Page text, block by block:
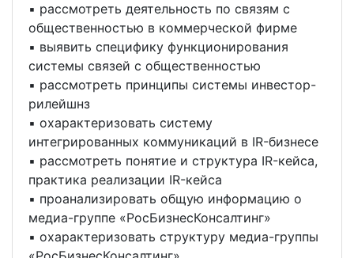
▪ рассмотреть деятельность по связям с
общественностью в коммерческой фирме
▪ выявить специфику функционирования
системы связей с общественностью
▪ рассмотреть принципы системы инвестор-
рилейшнз
▪ охарактеризовать систему
интегрированных коммуникаций в IR-бизнесе
▪ рассмотреть понятие и структура IR-кейса,
практика реализации IR-кейса
▪ проанализировать общую информацию о
медиа-группе «РосБизнесКонсалтинг»
▪ охарактеризовать структуру медиа-группы